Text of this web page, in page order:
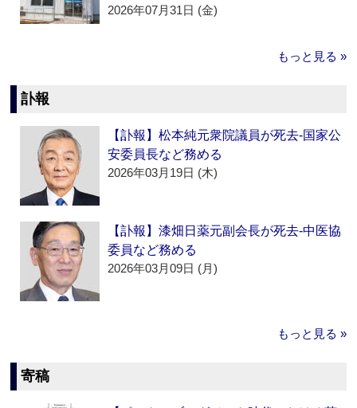
2026年07月31日 (金)
もっと見る »
訃報
【訃報】松本純元衆院議員が死去‐国家公
安委員長など務める
2026年03月19日 (木)
【訃報】漆畑日薬元副会長が死去‐中医協
委員など務める
2026年03月09日 (月)
もっと見る »
寄稿